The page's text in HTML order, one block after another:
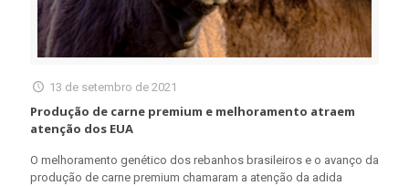
13 de setembro de 2021
Produção de carne premium e melhoramento atraem
atenção dos EUA
O melhoramento genético dos rebanhos brasileiros e o avanço da
produção de carne premium chamaram a atenção da adida